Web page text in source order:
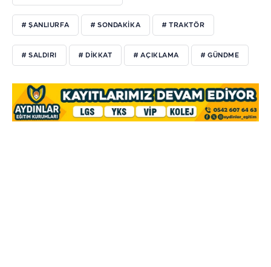
# ŞANLIURFA # SONDAKIKA # TRAKTÖR
# SALDIRI # DIKKAT # AÇIKLAMA # GÜNDME